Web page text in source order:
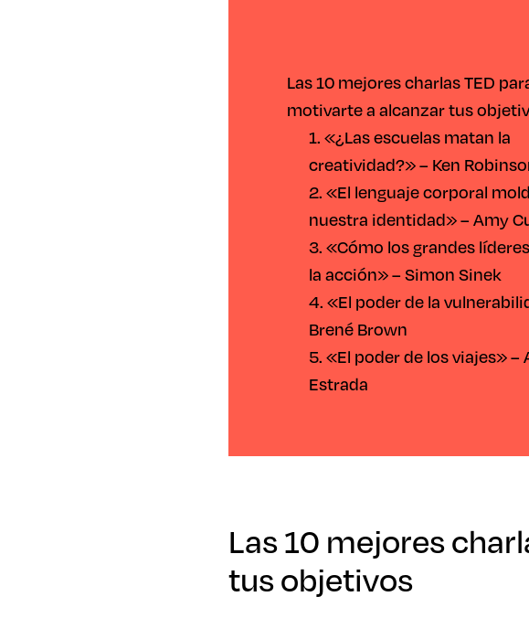
Las 10 mejores charlas TED
motivarte a alcanzar tus
1. «¿Las escuelas matan la
creatividad?» – Ken
2. «El lenguaje corporal
nuestra identidad» – Amy
3. «Cómo los grandes
la acción» – Simon Sinek
4. «El poder de la
Brené Brown
5. «El poder de los viajes» –
Estrada
Las 10 mejores
tus objetivos